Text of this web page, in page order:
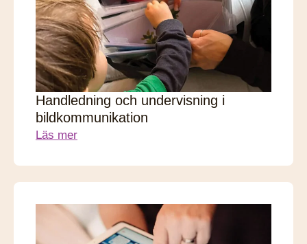
Handledning och undervisning i
bildkommunikation
Läs mer